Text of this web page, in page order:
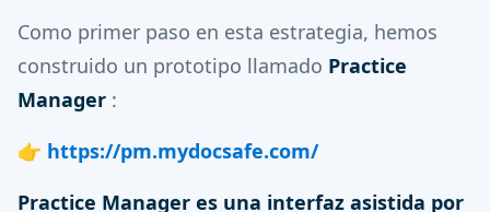
Como primer paso en esta estrategia, hemos
construido un prototipo llamado Practice
Manager :
👉 https://pm.mydocsafe.com/
Practice Manager es una interfaz asistida por